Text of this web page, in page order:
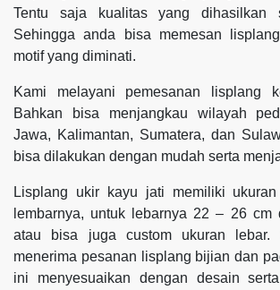
Tentu saja kualitas yang dihasilkan
Sehingga anda bisa memesan
motif yang diminati.
Kami melayani pemesanan lisplang
Bahkan bisa menjangkau wilayah
Jawa, Kalimantan, Sumatera, dan
bisa dilakukan dengan mudah serta
Lisplang ukir kayu jati memiliki
lembarnya, untuk lebarnya 22 – 26 cm
atau bisa juga custom ukuran lebar.
menerima pesanan lisplang bijian dan
ini menyesuaikan dengan desain